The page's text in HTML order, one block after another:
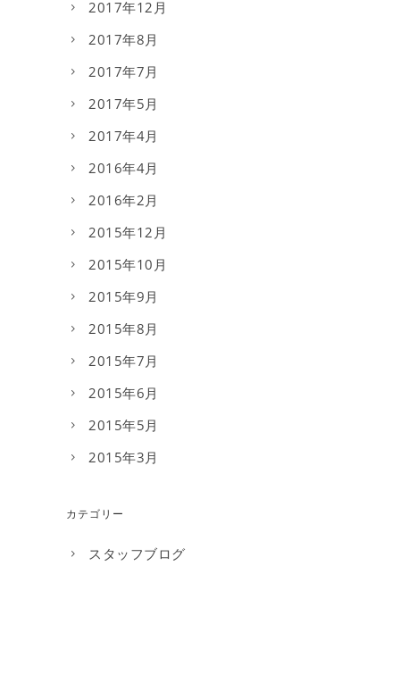
2017年12月
2017年8月
2017年7月
2017年5月
2017年4月
2016年4月
2016年2月
2015年12月
2015年10月
2015年9月
2015年8月
2015年7月
2015年6月
2015年5月
2015年3月
カテゴリー
スタッフブログ